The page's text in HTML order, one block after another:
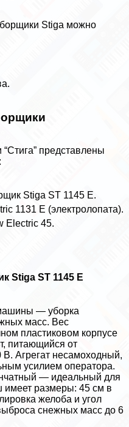
Stiga можно
представлены
Stiga ST 1145 E.
1131 Е (электролопата).
Electric 45.
Stiga ST 1145 E
— уборка
масс. Вес
пластиковом корпусе
питающийся от
Агрегат несамоходный,
усилием оператора.
— идеальный для
имеет размеры: 45 см в
желоба и угол
снежных масс до 6